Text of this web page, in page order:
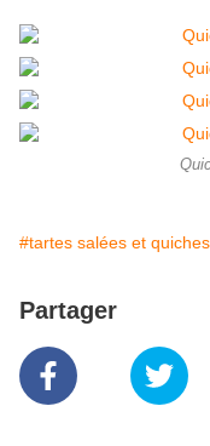
#tartes salées et quiches
Partager